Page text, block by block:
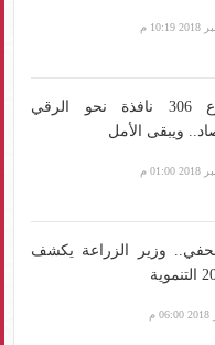
مشروع شارع 306 نافذة نحو الرقي
ويبقى الأمل
وزير الزراعة يكشف